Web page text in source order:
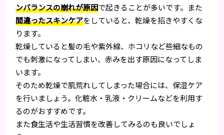
ンバランスの崩れが原因で起きることが多いです。また
間違ったスキンケアをしていると、乾燥を招きやすくな
ります。
乾燥していると髪の毛や紫外線、ホコリなど些細なもの
でも刺激になってしまい、赤みを出す原因になってしま
います。
そのため乾燥で肌荒れしてしまった場合には、保湿ケア
を行いましょう。化粧水・乳液・クリームなどを利用す
るのがおすすめです。
また食生活や生活習慣を改善してみるのも良いでしょ